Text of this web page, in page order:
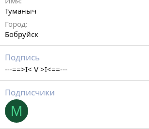
Туманыч
Город
Бобруйск
Подпись
---==>I< V >I<==---
Подписчики
M